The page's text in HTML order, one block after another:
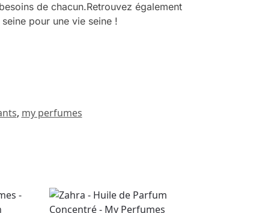
de chacun.Retrouvez également
pour une vie seine !
, my perfumes